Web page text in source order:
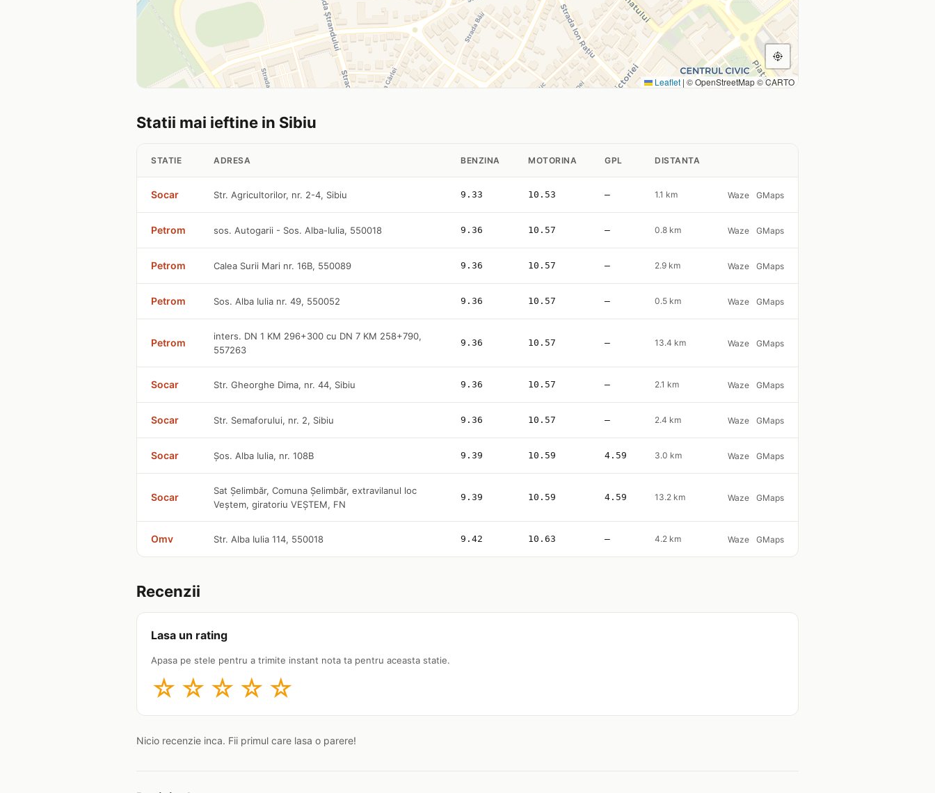
Leaflet | © OpenStreetMap © CARTO
Statii mai ieftine in Sibiu
STATIE ADRESA BENZINA MOTORINA GPL DISTANTA
Socar Str. Agricultorilor, nr. 2-4, Sibiu 9.33 10.53 — 1.1 km Waze GMaps
Petrom sos. Autogarii - Sos. Alba-Iulia, 550018 9.36 10.57 — 0.8 km Waze GMaps
Petrom Calea Surii Mari nr. 16B, 550089 9.36 10.57 — 2.9 km Waze GMaps
Petrom Sos. Alba Iulia nr. 49, 550052 9.36 10.57 — 0.5 km Waze GMaps
Petrom
inters. DN 1 KM 296+300 cu DN 7 KM 258+790,
557263
9.36 10.57 — 13.4 km Waze GMaps
Socar Str. Gheorghe Dima, nr. 44, Sibiu 9.36 10.57 — 2.1 km Waze GMaps
Socar Str. Semaforului, nr. 2, Sibiu 9.36 10.57 — 2.4 km Waze GMaps
Socar Șos. Alba Iulia, nr. 108B 9.39 10.59 4.59 3.0 km Waze GMaps
Socar
Sat Șelimbăr, Comuna Șelimbăr, extravilanul loc
Veştem, giratoriu VEŞTEM, FN
9.39 10.59 4.59 13.2 km Waze GMaps
Omv Str. Alba Iulia 114, 550018 9.42 10.63 — 4.2 km Waze GMaps
Recenzii
Lasa un rating
Apasa pe stele pentru a trimite instant nota ta pentru aceasta statie.
☆ ☆ ☆ ☆ ☆
Nicio recenzie inca. Fii primul care lasa o parere!